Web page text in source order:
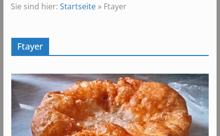
Sie sind hier: Startseite» Ftayer
Ftayer